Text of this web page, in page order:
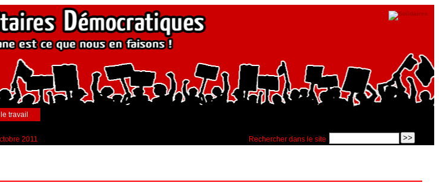
travail
Rechercher dans le site
2011